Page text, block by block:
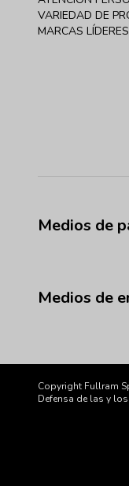
VARIEDAD DE
MARCAS
Medios de
Medios de
Copyright Fullram
Defensa de las y